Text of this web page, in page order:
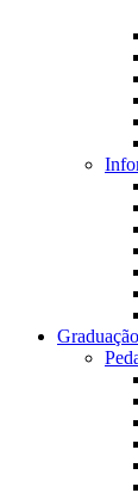
Graduação